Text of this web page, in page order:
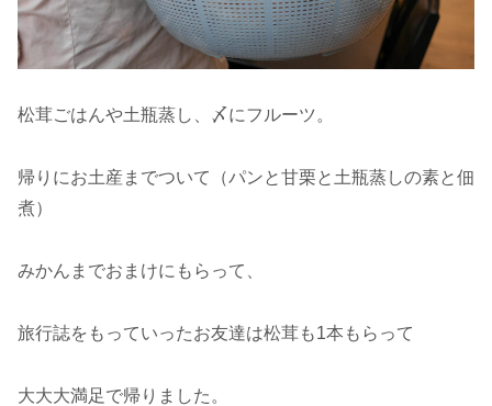
松茸ごはんや土瓶蒸し、〆にフルーツ。
帰りにお土産までついて（パンと甘栗と土瓶蒸しの素と佃
煮）
みかんまでおまけにもらって、
旅行誌をもっていったお友達は松茸も1本もらって
大大大満足で帰りました。